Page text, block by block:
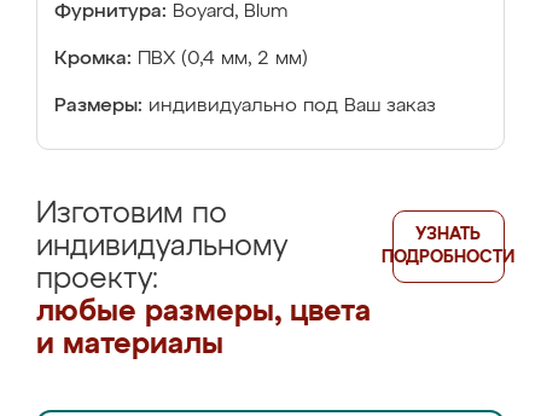
Фурнитура: Boyard, Blum
Кромка: ПВХ (0,4 мм, 2 мм)
Размеры: индивидуально под Ваш заказ
Изготовим по
индивидуальному
проекту:
любые размеры, цвета
и материалы
УЗНАТЬ
ПОДРОБНОСТИ